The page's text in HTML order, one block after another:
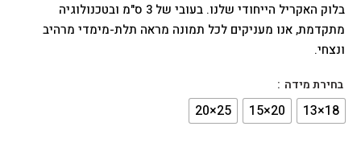
בלוק האקריל הייחודי שלנו. בעובי של 3 ס"מ ובטכנולוגיה
מתקדמת, אנו מעניקים לכל תמונה מראה תלת-מימדי מרהיב
ונצחי.
בחירת מידה